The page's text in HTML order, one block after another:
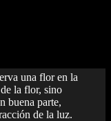
una flor en la
la flor, sino
buena parte,
de la luz.